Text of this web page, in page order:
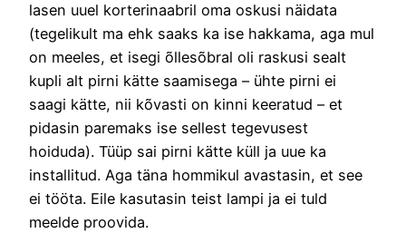
lasen uuel korterinaabril oma oskusi näidata
(tegelikult ma ehk saaks ka ise hakkama, aga mul
on meeles, et isegi õllesõbral oli raskusi sealt
kupli alt pirni kätte saamisega – ühte pirni ei
saagi kätte, nii kõvasti on kinni keeratud – et
pidasin paremaks ise sellest tegevusest
hoiduda). Tüüp sai pirni kätte küll ja uue ka
installitud. Aga täna hommikul avastasin, et see
ei tööta. Eile kasutasin teist lampi ja ei tuld
meelde proovida.